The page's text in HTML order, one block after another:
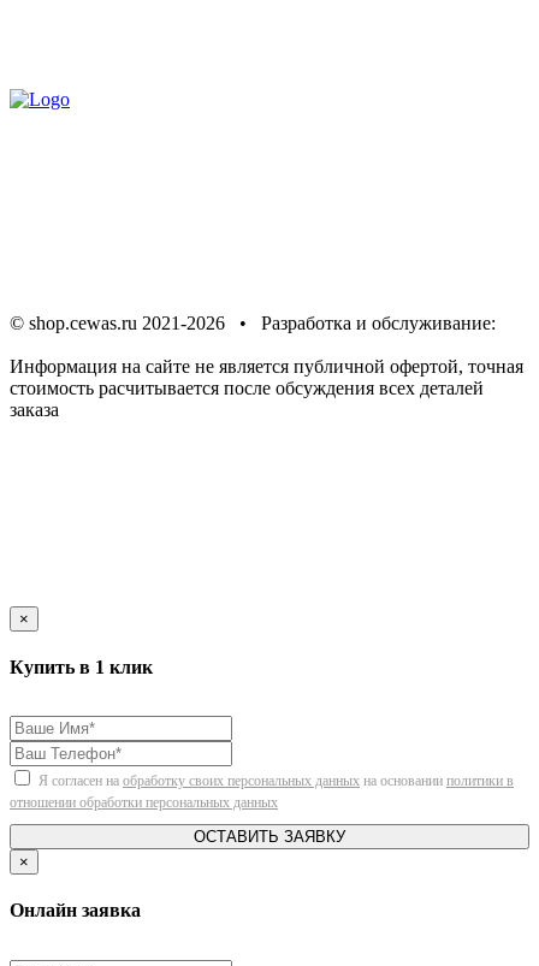
© shop.cewas.ru 2021-2026 • Разработка и обслуживание:
Информация на сайте не является публичной офертой, точная
стоимость расчитывается после обсуждения всех деталей
заказа
×
Купить в 1 клик
Я согласен на обработку своих персональных данных на основании политики в
отношении обработки персональных данных
ОСТАВИТЬ ЗАЯВКУ
×
Онлайн заявка